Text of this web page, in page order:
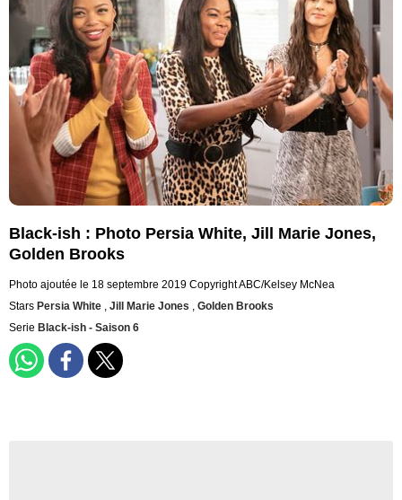
Black-ish : Photo Persia White, Jill Marie Jones,
Golden Brooks
Photo ajoutée le 18 septembre 2019 Copyright ABC/Kelsey McNea
Stars Persia White , Jill Marie Jones , Golden Brooks
Serie Black-ish - Saison 6